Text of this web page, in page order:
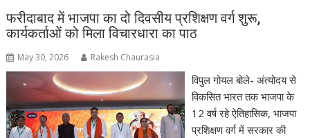
फरीदाबाद में भाजपा का दो दिवसीय प्रशिक्षण वर्ग शुरू,
कार्यकर्ताओं को मिला विचारधारा का पाठ
May 30, 2026 Rakesh Chaurasia
विपुल गोयल बोले- अंत्योदय से
विकसित भारत तक भाजपा के
12 वर्ष रहे ऐतिहासिक, भाजपा
प्रशिक्षण वर्ग में सरकार की